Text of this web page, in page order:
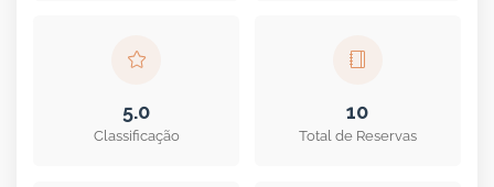
Listagens Ativas